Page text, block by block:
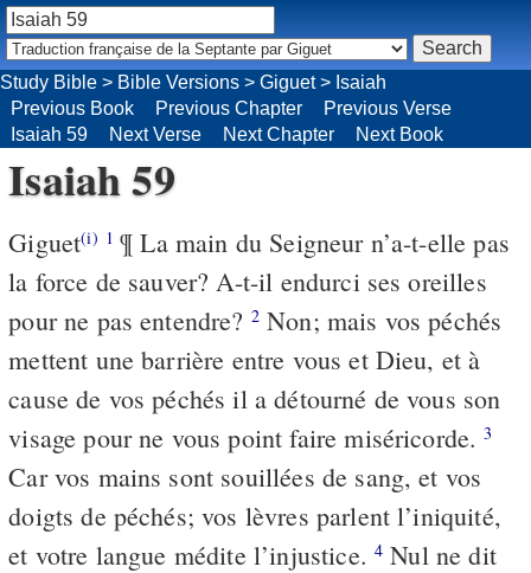
Study Bible > Bible Versions > Giguet> Isaiah
Previous Book
Previous Chapter
Previous Verse
Isaiah 59
Next Verse Next Chapter Next Book
Isaiah 59
Giguet(i) 1 ¶ La main du Seigneur n’a-t-elle pas
la force de sauver? A-t-il endurci ses oreilles
pour ne pas entendre? 2Non; mais vos péchés
mettent une barrière entre vous et Dieu, et à
cause de vos péchés il a détourné de vous son
visage pour ne vous point faire miséricorde.3
Car vos mains sont souillées de sang, et vos
doigts de péchés; vos lèvres parlent l’iniquité,
et votre langue médite l’injustice. 4 Nul ne dit